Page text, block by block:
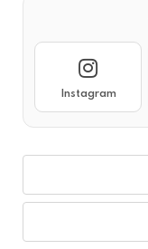
Instagram